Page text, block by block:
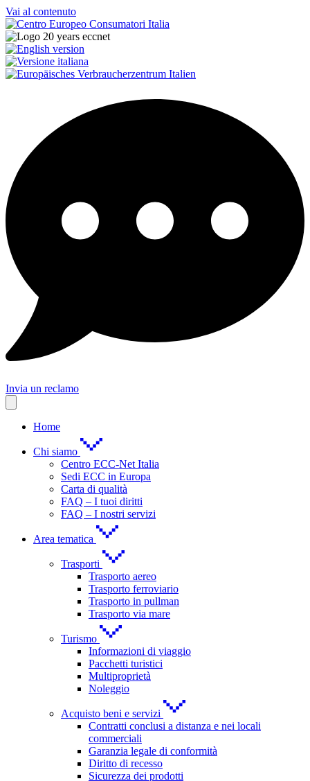
Vai al contenuto
Invia un reclamo
Home
Chi siamo
Centro ECC-Net Italia
Sedi ECC in Europa
Carta di qualità
FAQ – I tuoi diritti
FAQ – I nostri servizi
Area tematica
Trasporti
Trasporto aereo
Trasporto ferroviario
Trasporto in pullman
Trasporto via mare
Turismo
Informazioni di viaggio
Pacchetti turistici
Multiproprietà
Noleggio
Acquisto beni e servizi
Contratti conclusi a distanza e nei locali
commerciali
Garanzia legale di conformità
Diritto di recesso
Sicurezza dei prodotti